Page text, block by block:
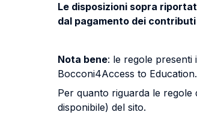
Le disposizioni sopra
dal pagamento dei
Nota bene: le regole presenti
Bocconi4Access to Education.
Per quanto riguarda le regole
disponibile) del sito.